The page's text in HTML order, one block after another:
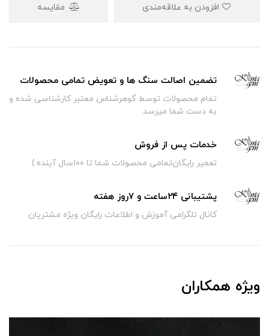
مقایسه
تضمین اصالت سنگ ها و تعویض تمامی محصولات
تمام محصولات توسط گوهرشناس معتبر کارشناسی شده و
به دست شما میرسد
خدمات پس از فروش
تعمیر رایگان‌تمامی محصولات شما تا ۱۰۰سال آینده:)
پشتیبانی ۲۴ساعت و ۷روز هفته
کانال تلگرامی آموزش و اطلاعات رایگان ویژه مشتریان
ویژه همکاران